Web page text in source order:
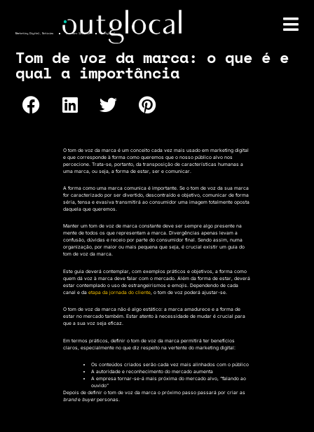
Marketing Digital,Notícias Dezembro 19, 2022 outglocal
Tom de voz da marca: o que é e
qual a importância
O tom de voz da marca é um conceito cada vez mais usado em marketing digital
e que corresponde à forma como queremos que o nosso público alvo nos
percecione. Trata-se, portanto, da transposição de características humanas a
uma marca, ou seja, a forma de estar, sere comunicar.
A forma como uma marca comunica é importante. Se o tom de voz da sua marca
for caracterizado por ser divertido, descontraído e objetivo, comunicar de forma
séria, tensa e evasiva transmitirá ao consumidor uma imagem totalmente oposta
daquela que queremos.
Manter um tom de voz de marca constante deve ser sempre algo presentena
mente de todos os que representam a marca. Divergências apenas levam a
confusão, dúvidas e receio por parte do consumidor final. Sendo assim, numa
organização, por maior ou mais pequena que seja, é crucial existir um guia do
tom de voz da marca.
Este guia deverá contemplar, com exemplos práticos e objetivos, a forma como
quem dá voz à marca deve falar com o mercado. Além da forma de estar, deverá
estar contemplado o uso de estrangeirismos e emojis . Dependendo de cada
canal e da etapa da jornada do cliente, o tom de voz poderá ajustar-se.
O tom de voz da marca não é algo estático: a marca amadurece e a forma de
estar no mercado também. Estar atento à necessidade de mudar é crucial para
que a sua voz seja eficaz.
Em termos práticos, definir o tom de voz da marca permitirá ter benefícios
claros, especialmente no que diz respeito na vertente do marketing digital:
Os conteúdos criados serão cada vez mais alinhados com o público
A autoridadee reconhecimentodo mercado aumenta
A empresa tornar-se-á mais próxima do mercado alvo, “falando ao
ouvido”
Depois de definir o tom de voz da marca o próximo passo passará por criar as
brande buyerpersonas.